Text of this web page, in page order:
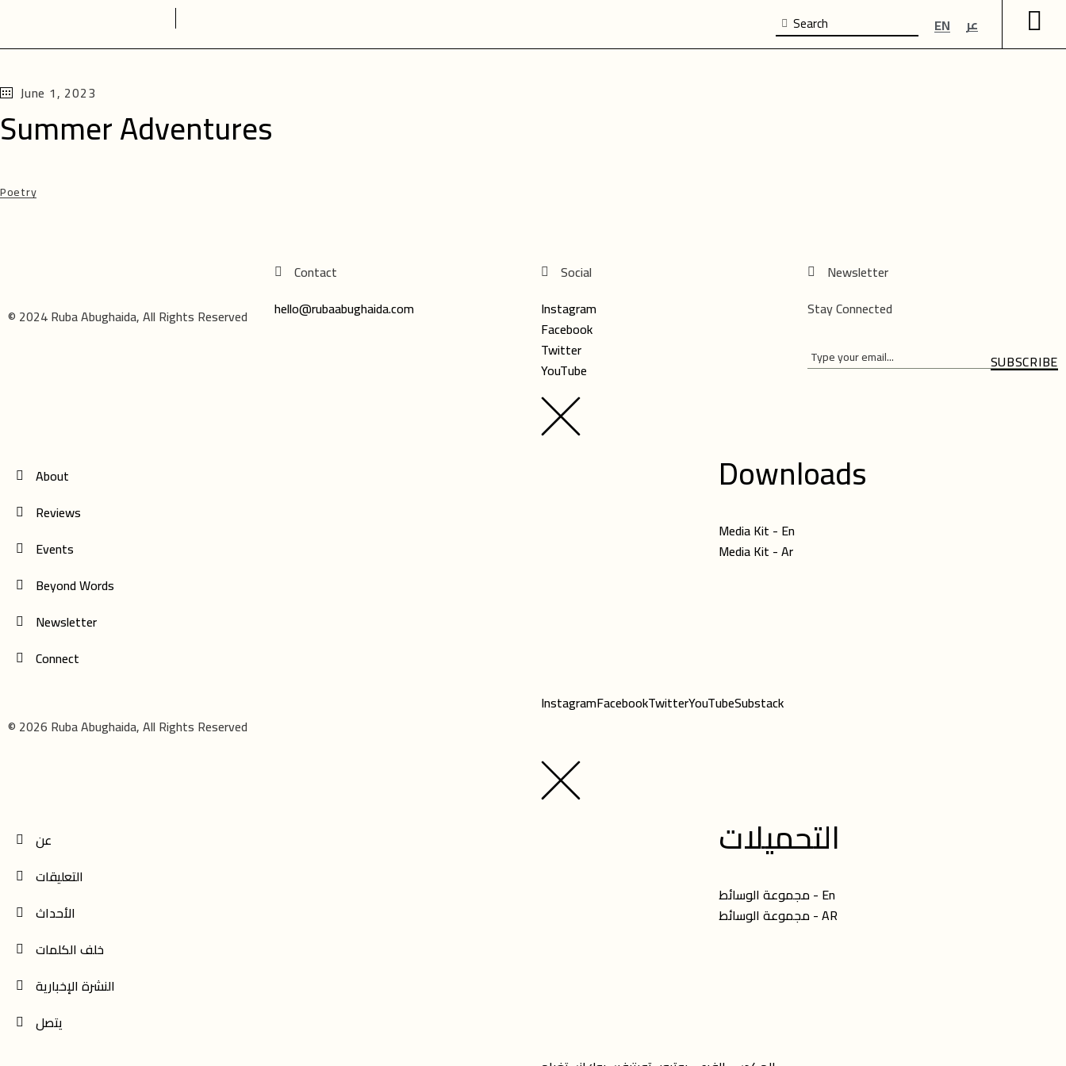
EN عر
June 1, 2023
Summer Adventures
Poetry
© 2024 Ruba Abughaida, All Rights Reserved
Contact
hello@rubaabughaida.com
Social
Instagram
Facebook
Twitter
YouTube
Newsletter
Stay Connected
SUBSCRIBE
empty.
empty.
About
Reviews
Events
Beyond Words
Newsletter
Connect
Downloads
Media Kit - En
Media Kit - Ar
© 2026 Ruba Abughaida, All Rights Reserved
InstagramFacebookTwitterYouTubeSubstack
عن
التعليقات
الأحداث
خلف الكلمات
النشرة الإخبارية
يتصل
التحميلات
مجموعة الوسائط - En
مجموعة الوسائط - AR